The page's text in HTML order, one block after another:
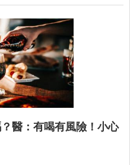
醫：有喝有風險！小心